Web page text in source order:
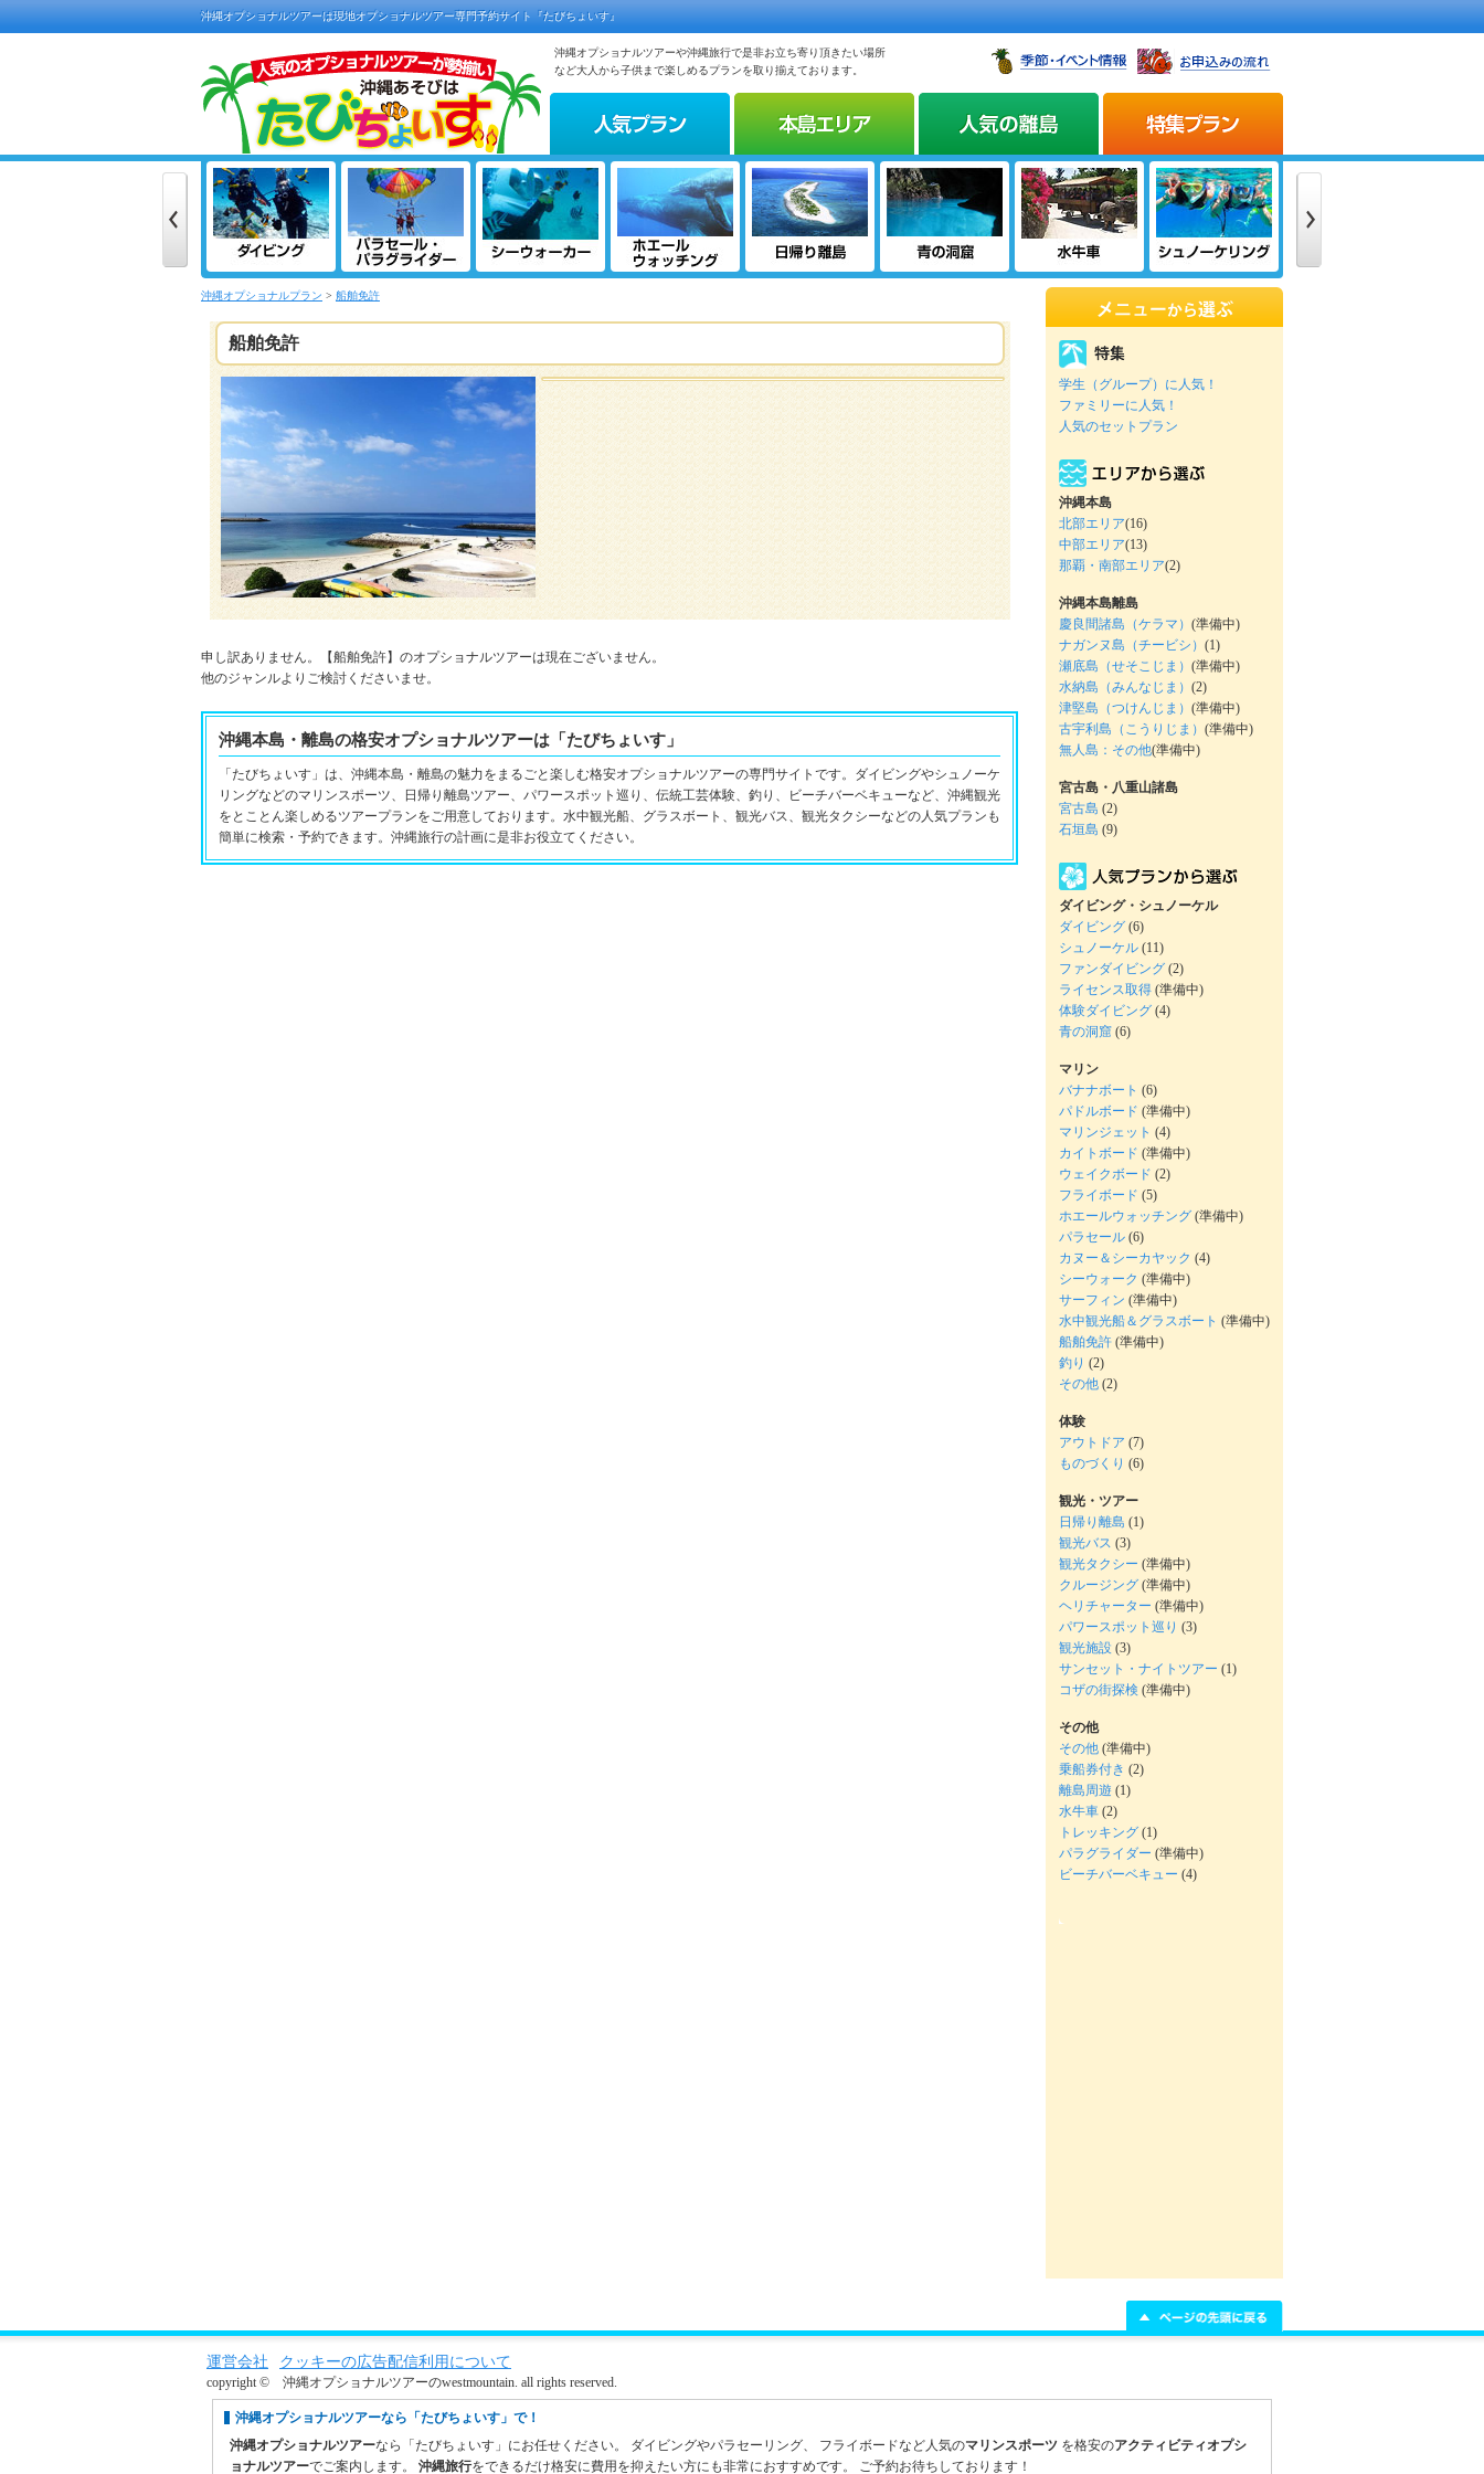
沖縄オプショナルツアーは現地オプショナルツアー専門予約サイト『たびちょいす』
沖縄オプショナルツアーや沖縄旅行で是非お立ち寄り頂きたい場所
など大人から子供まで楽しめるプランを取り揃えております。
沖縄オプショナルプラン > 船舶免許
船舶免許
申し訳ありません。【船舶免許】のオプショナルツアーは現在ございません。
他のジャンルよりご検討くださいませ。
沖縄本島・離島の格安オプショナルツアーは「たびちょいす」
「たびちょいす」は、沖縄本島・離島の魅力をまるごと楽しむ格安オプショナルツアーの専門サイトです。ダイビングやシュノーケ
リングなどのマリンスポーツ、日帰り離島ツアー、パワースポット巡り、伝統工芸体験、釣り、ビーチバーベキューなど、沖縄観光
をとことん楽しめるツアープランをご用意しております。水中観光船、グラスボート、観光バス、観光タクシーなどの人気プランも
簡単に検索・予約できます。沖縄旅行の計画に是非お役立てください。
学生（グループ）に人気！
ファミリーに人気！
人気のセットプラン
沖縄本島
北部エリア(16)
中部エリア(13)
那覇・南部エリア(2)
沖縄本島離島
慶良間諸島（ケラマ） (準備中)
ナガンヌ島（チービシ） (1)
瀬底島（せそこじま） (準備中)
水納島（みんなじま） (2)
津堅島（つけんじま） (準備中)
古宇利島（こうりじま） (準備中)
無人島：その他(準備中)
宮古島・八重山諸島
宮古島 (2)
石垣島 (9)
ダイビング・シュノーケル
ダイビング (6)
シュノーケル (11)
ファンダイビング (2)
ライセンス取得 (準備中)
体験ダイビング (4)
青の洞窟 (6)
マリン
バナナボート (6)
パドルボード (準備中)
マリンジェット (4)
カイトボード (準備中)
ウェイクボード (2)
フライボード (5)
ホエールウォッチング (準備中)
パラセール (6)
カヌー＆シーカヤック (4)
シーウォーク (準備中)
サーフィン (準備中)
水中観光船＆グラスボート (準備中)
船舶免許 (準備中)
釣り (2)
その他 (2)
体験
アウトドア (7)
ものづくり (6)
観光・ツアー
日帰り離島 (1)
観光バス (3)
観光タクシー (準備中)
クルージング (準備中)
ヘリチャーター (準備中)
パワースポット巡り (3)
観光施設 (3)
サンセット・ナイトツアー (1)
コザの街探検 (準備中)
その他
その他 (準備中)
乗船券付き (2)
離島周遊 (1)
水牛車 (2)
トレッキング (1)
パラグライダー (準備中)
ビーチバーベキュー (4)
運営会社 クッキーの広告配信利用について
copyright © 沖縄オプショナルツアーのwestmountain. all rights reserved.
沖縄オプショナルツアーなら「たびちょいす」で！
沖縄オプショナルツアーなら「たびちょいす」にお任せください。 ダイビングやパラセーリング、 フライボードなど人気のマリンスポーツ を格安のアクティビティオプシ
ョナルツアーでご案内します。 沖縄旅行をできるだけ格安に費用を抑えたい方にも非常におすすめです。 ご予約お待ちしております！